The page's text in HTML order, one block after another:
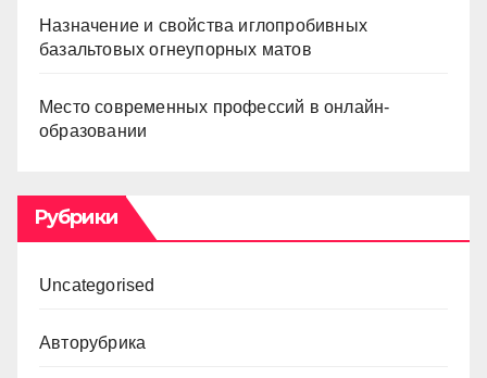
Назначение и свойства иглопробивных
базальтовых огнеупорных матов
Место современных профессий в онлайн-
образовании
Рубрики
Uncategorised
Авторубрика